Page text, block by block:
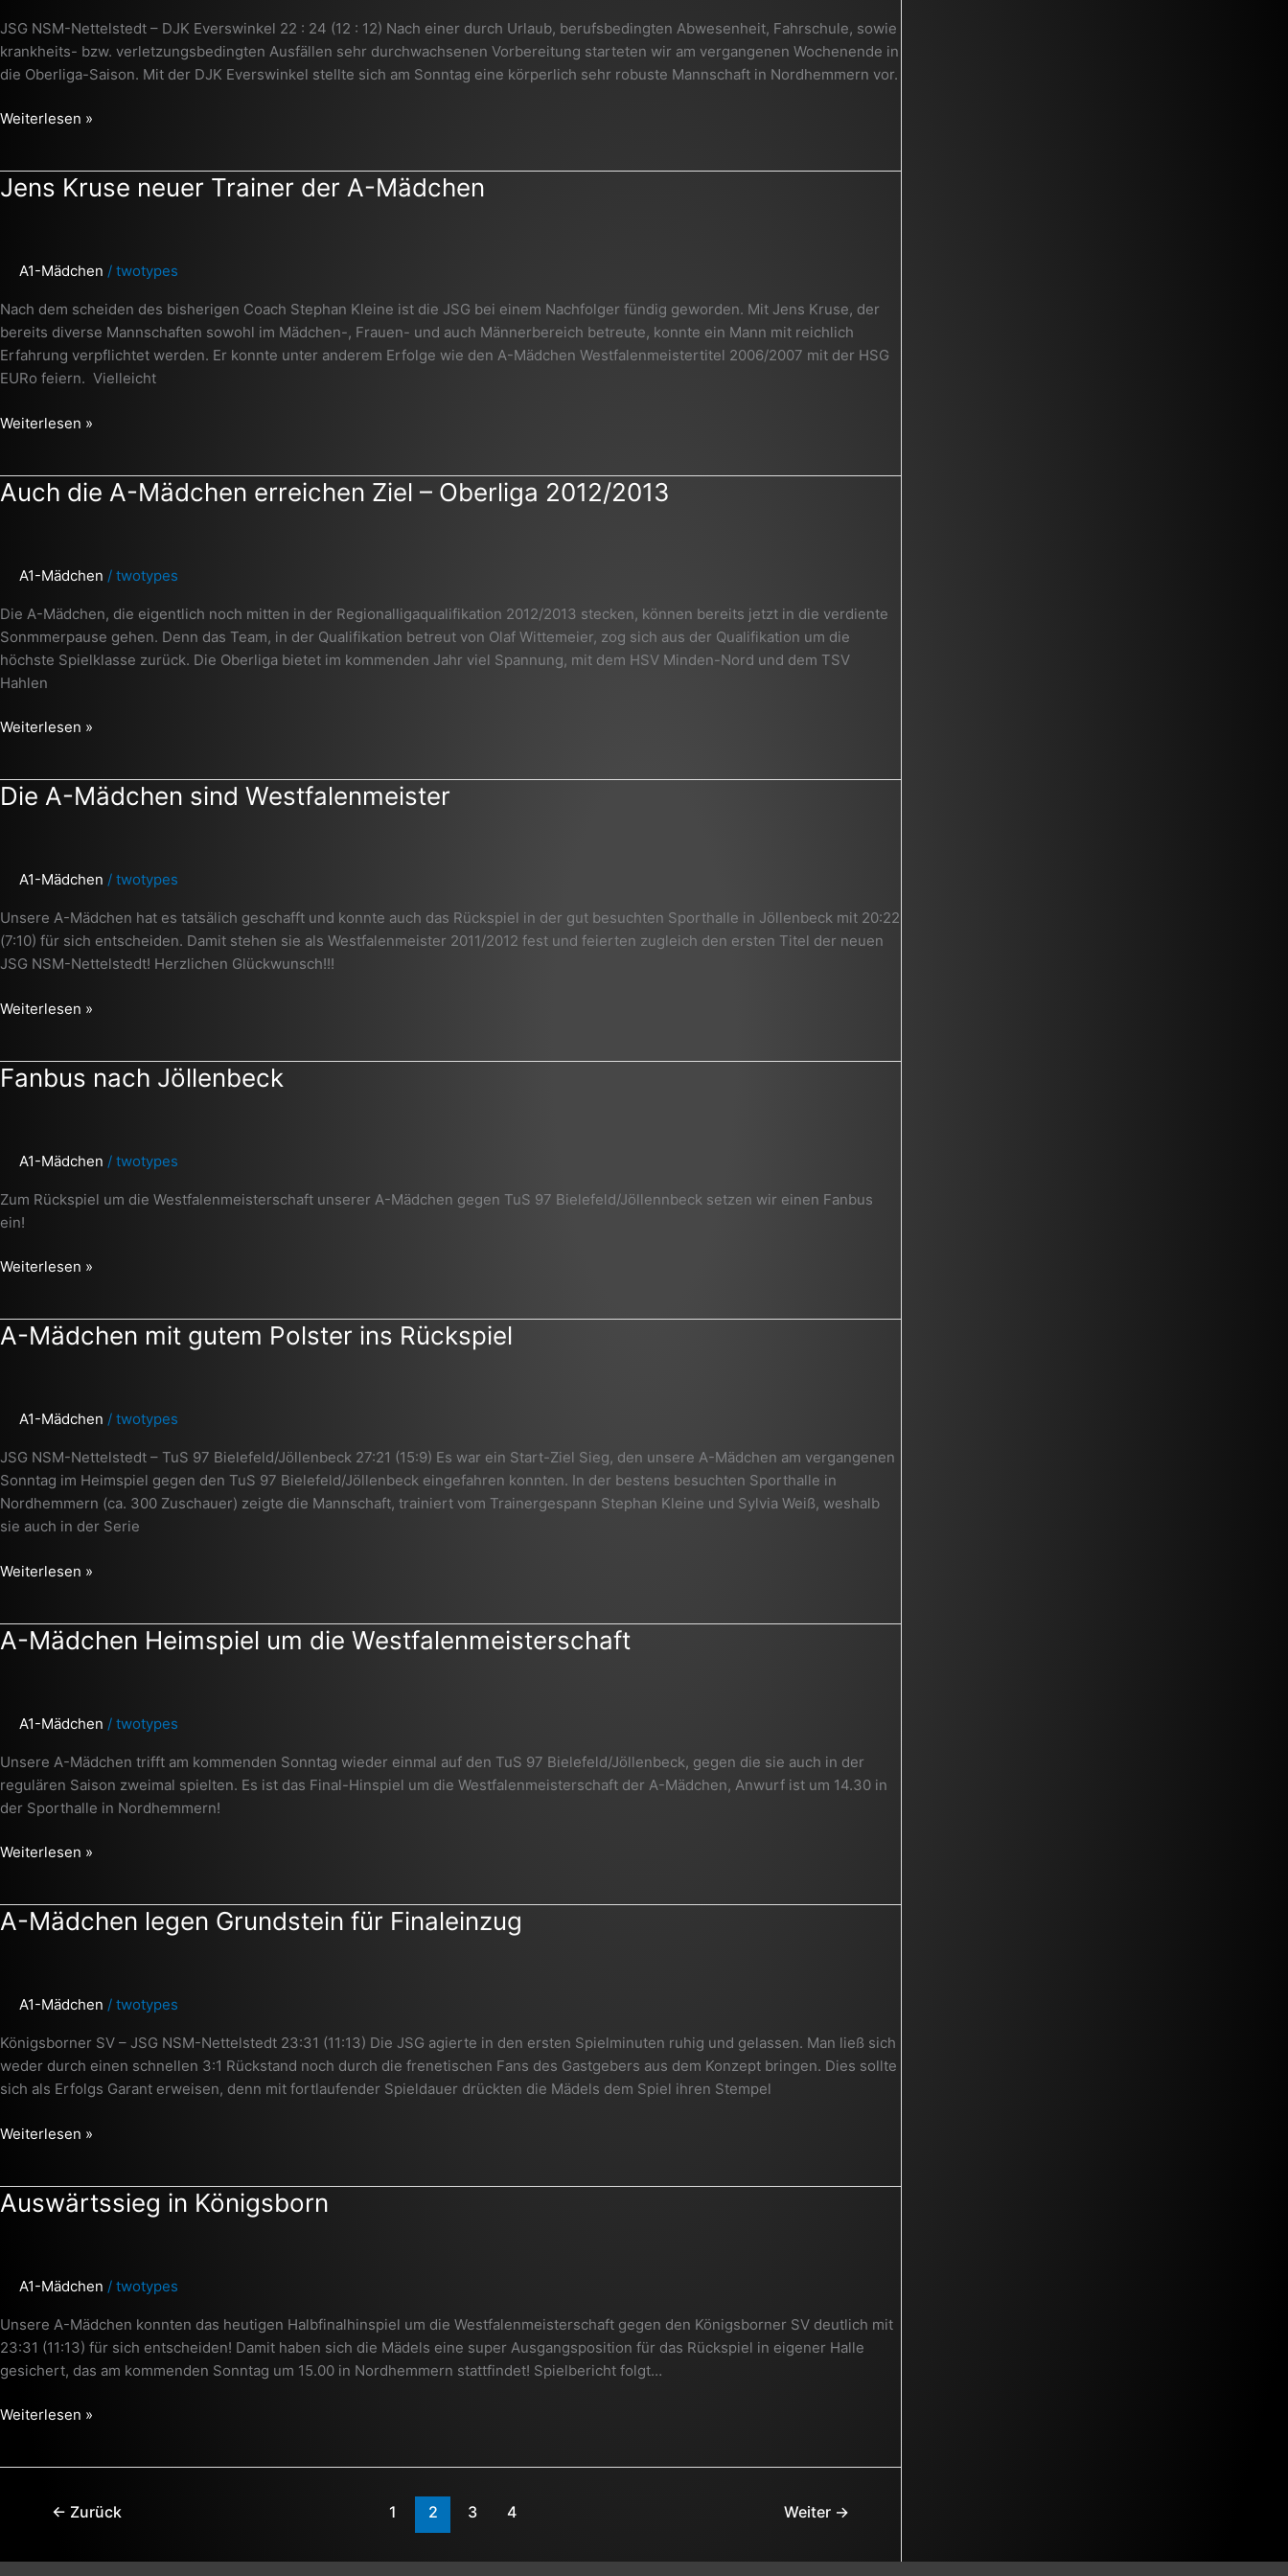
JSG NSM-Nettelstedt – DJK Everswinkel 22 : 24 (12 : 12) Nach einer durch Urlaub, berufsbedingten Abwesenheit, Fahrschule, sowie
krankheits- bzw. verletzungsbedingten Ausfällen sehr durchwachsenen Vorbereitung starteten wir am vergangenen Wochenende in
die Oberliga-Saison. Mit der DJK Everswinkel stellte sich am Sonntag eine körperlich sehr robuste Mannschaft in Nordhemmern vor.
knapper
Niederlage
Weiterlesen »
Jens Kruse neuer Trainer der A-Mädchen
A1-Mädchen / twotypes
Nach dem scheiden des bisherigen Coach Stephan Kleine ist die JSG bei einem Nachfolger fündig geworden. Mit Jens Kruse, der
bereits diverse Mannschaften sowohl im Mädchen-, Frauen- und auch Männerbereich betreute, konnte ein Mann mit reichlich
Erfahrung verpflichtet werden. Er konnte unter anderem Erfolge wie den A-Mädchen Westfalenmeistertitel 2006/2007 mit der HSG
EURo feiern. Vielleicht
Jens
der
Mädchen
Weiterlesen »
Auch die A-Mädchen erreichen Ziel – Oberliga 2012/2013
A1-Mädchen / twotypes
Die A-Mädchen, die eigentlich noch mitten in der Regionalligaqualifikation 2012/2013 stecken, können bereits jetzt in die verdiente
Sonmmerpause gehen. Denn das Team, in der Qualifikation betreut von Olaf Wittemeier, zog sich aus der Qualifikation um die
höchste Spielklasse zurück. Die Oberliga bietet im kommenden Jahr viel Spannung, mit dem HSV Minden-Nord und dem TSV
Hahlen
Auch
erreichen
–
Oberliga
2012/2013
Weiterlesen »
Die A-Mädchen sind Westfalenmeister
A1-Mädchen / twotypes
Unsere A-Mädchen hat es tatsälich geschafft und konnte auch das Rückspiel in der gut besuchten Sporthalle in Jöllenbeck mit 20:22
(7:10) für sich entscheiden. Damit stehen sie als Westfalenmeister 2011/2012 fest und feierten zugleich den ersten Titel der neuen
JSG NSM-Nettelstedt! Herzlichen Glückwunsch!!!
Die
Westfalenmeister
Weiterlesen »
Fanbus nach Jöllenbeck
A1-Mädchen / twotypes
Zum Rückspiel um die Westfalenmeisterschaft unserer A-Mädchen gegen TuS 97 Bielefeld/Jöllennbeck setzen wir einen Fanbus
ein!
Fanbus
Weiterlesen »
A-Mädchen mit gutem Polster ins Rückspiel
A1-Mädchen / twotypes
JSG NSM-Nettelstedt – TuS 97 Bielefeld/Jöllenbeck 27:21 (15:9) Es war ein Start-Ziel Sieg, den unsere A-Mädchen am vergangenen
Sonntag im Heimspiel gegen den TuS 97 Bielefeld/Jöllenbeck eingefahren konnten. In der bestens besuchten Sporthalle in
Nordhemmern (ca. 300 Zuschauer) zeigte die Mannschaft, trainiert vom Trainergespann Stephan Kleine und Sylvia Weiß, weshalb
sie auch in der Serie
A-
Polster
Rückspiel
Weiterlesen »
A-Mädchen Heimspiel um die Westfalenmeisterschaft
A1-Mädchen / twotypes
Unsere A-Mädchen trifft am kommenden Sonntag wieder einmal auf den TuS 97 Bielefeld/Jöllenbeck, gegen die sie auch in der
regulären Saison zweimal spielten. Es ist das Final-Hinspiel um die Westfalenmeisterschaft der A-Mädchen, Anwurf ist um 14.30 in
der Sporthalle in Nordhemmern!
A-
die
Weiterlesen »
A-Mädchen legen Grundstein für Finaleinzug
A1-Mädchen / twotypes
Königsborner SV – JSG NSM-Nettelstedt 23:31 (11:13) Die JSG agierte in den ersten Spielminuten ruhig und gelassen. Man ließ sich
weder durch einen schnellen 3:1 Rückstand noch durch die frenetischen Fans des Gastgebers aus dem Konzept bringen. Dies sollte
sich als Erfolgs Garant erweisen, denn mit fortlaufender Spieldauer drückten die Mädels dem Spiel ihren Stempel
A-
Weiterlesen »
Auswärtssieg in Königsborn
A1-Mädchen / twotypes
Unsere A-Mädchen konnten das heutigen Halbfinalhinspiel um die Westfalenmeisterschaft gegen den Königsborner SV deutlich mit
23:31 (11:13) für sich entscheiden! Damit haben sich die Mädels eine super Ausgangsposition für das Rückspiel in eigener Halle
gesichert, das am kommenden Sonntag um 15.00 in Nordhemmern stattfindet! Spielbericht folgt…
Auswärtssieg
Weiterlesen »
← Zurück 1 2 3 4 Weiter →